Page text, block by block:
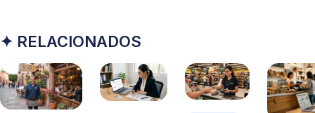
✦ RELACIONADOS